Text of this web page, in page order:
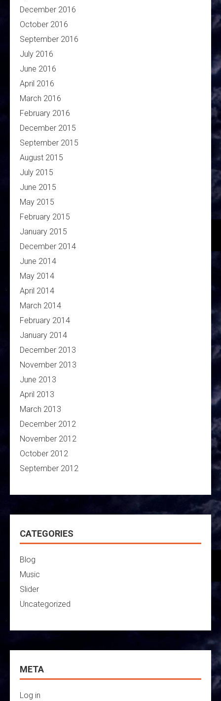
December 2016
October 2016
September 2016
July 2016
June 2016
April 2016
March 2016
February 2016
December 2015
September 2015
August 2015
July 2015
June 2015
May 2015
February 2015
January 2015
December 2014
June 2014
May 2014
April 2014
March 2014
February 2014
January 2014
December 2013
November 2013
June 2013
April 2013
March 2013
December 2012
November 2012
October 2012
September 2012
CATEGORIES
Blog
Music
Slider
Uncategorized
META
Log in